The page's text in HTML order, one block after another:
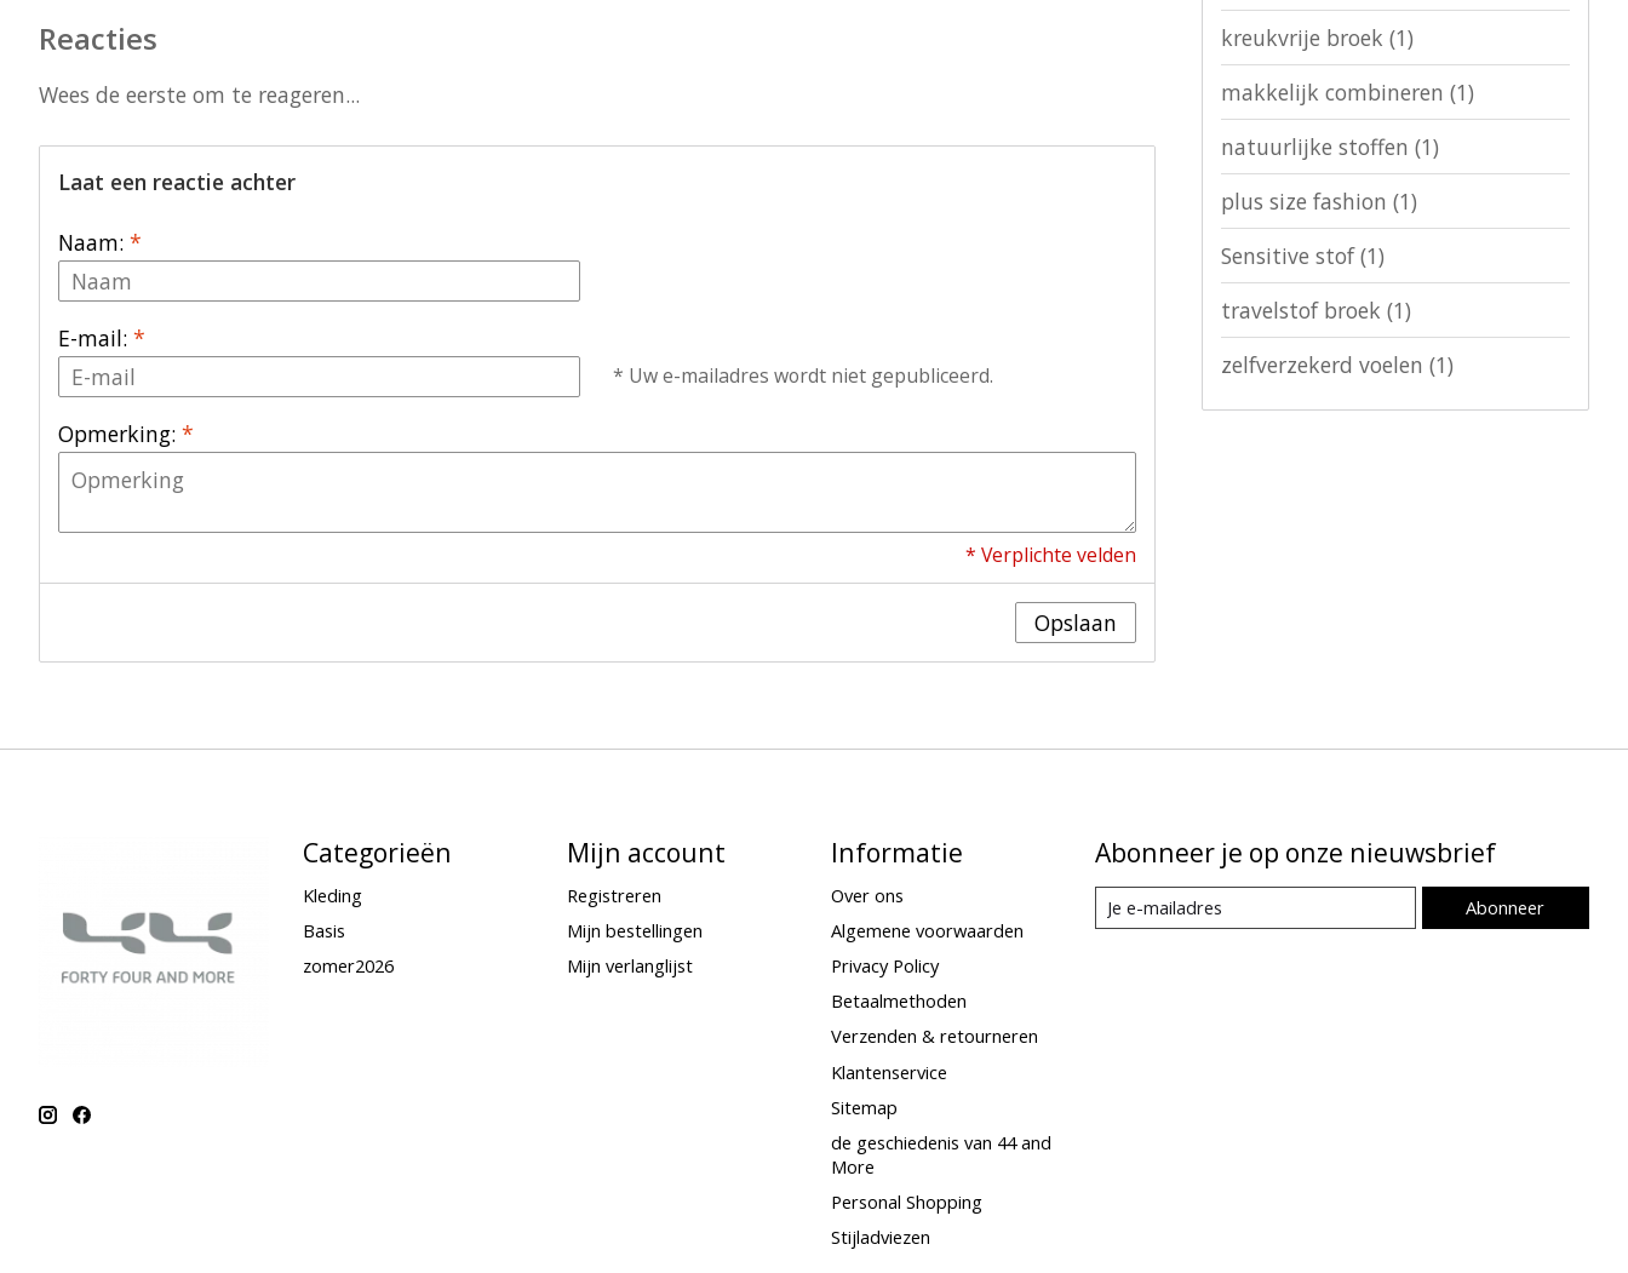
Reacties
Wees de eerste om te reageren...
Laat een reactie achter
Naam: *
E-mail: *
* Uw e-mailadres wordt niet gepubliceerd.
Opmerking: *
* Verplichte velden
Opslaan
kreukvrije broek (1)
makkelijk combineren (1)
natuurlijke stoffen (1)
plus size fashion (1)
Sensitive stof(1)
travelstof broek (1)
zelfverzekerd voelen (1)
Categorieën
Kleding
Basis
zomer2026
Mijn account
Registreren
Mijn bestellingen
Mijn verlanglijst
Informatie
Over ons
Algemene voorwaarden
Privacy Policy
Betaalmethoden
Verzenden & retourneren
Klantenservice
Sitemap
de geschiedenis van 44 and
More
Personal Shopping
Stijladviezen
Abonneer je op onze nieuwsbrief
Abonneer